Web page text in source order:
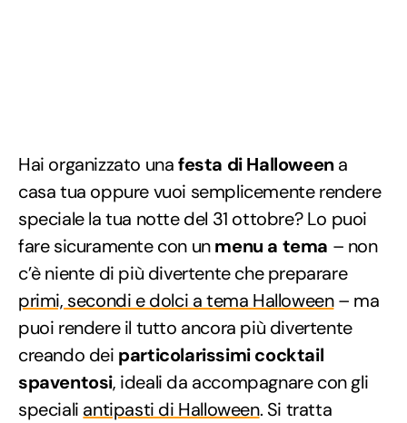
Hai organizzato unafesta di Halloweena
casa tua oppure vuoi semplicemente rendere
speciale la tua notte del 31 ottobre? Lo puoi
fare sicuramente con unmenu a tema – non
c’è niente di più divertente che preparare
primi, secondi e dolci a tema Halloween– ma
puoi rendere il tutto ancora più divertente
creando dei particolarissimi cocktail
spaventosi, ideali da accompagnare con gli
speciali antipasti di Halloween. Si tratta